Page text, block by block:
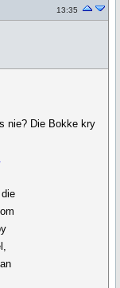
13:35
nie? Die Bokke kry